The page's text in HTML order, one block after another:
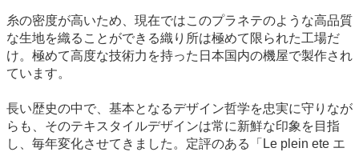
糸の密度が高いため、現在ではこのプラネテのような高品質
な生地を織ることができる織り所は極めて限られた工場だ
け。極めて高度な技術力を持った日本国内の機屋で製作され
ています。
長い歴史の中で、基本となるデザイン哲学を忠実に守りなが
らも、そのテキスタイルデザインは常に新鮮な印象を目指
し、毎年変化させてきました。定評のある「Le plein ete エ